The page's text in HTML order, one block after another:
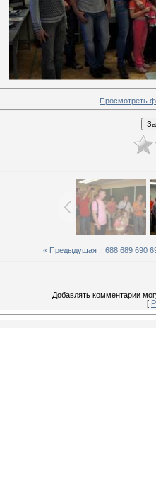
Просмотреть
« Предыдущая 688 689 690
Добавлять комментарии
[